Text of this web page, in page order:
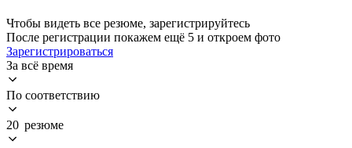
Чтобы видеть все резюме, зарегистрируйтесь
После регистрации покажем ещё 5 и откроем фото
Зарегистрироваться
За всё время
По соответствию
20 резюме